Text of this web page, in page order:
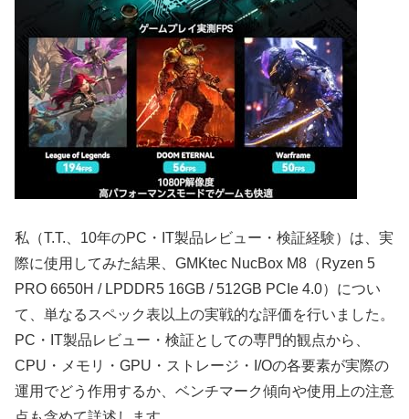
私（T.T.、10年のPC・IT製品レビュー・検証経験）は、実
際に使用してみた結果、GMKtec NucBox M8（Ryzen 5
PRO 6650H / LPDDR5 16GB / 512GB PCIe 4.0）につい
て、単なるスペック表以上の実戦的な評価を行いました。
PC・IT製品レビュー・検証としての専門的観点から、
CPU・メモリ・GPU・ストレージ・I/Oの各要素が実際の
運用でどう作用するか、ベンチマーク傾向や使用上の注意